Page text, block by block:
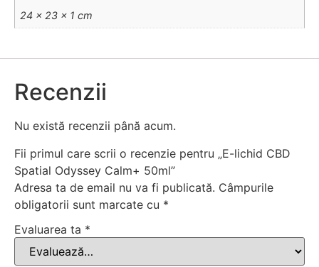
24 × 23 × 1 cm
Recenzii
Nu există recenzii până acum.
Fii primul care scrii o recenzie pentru „E-lichid CBD
Spatial Odyssey Calm+ 50ml”
Adresa ta de email nu va fi publicată. Câmpurile
obligatorii sunt marcate cu *
Evaluarea ta *